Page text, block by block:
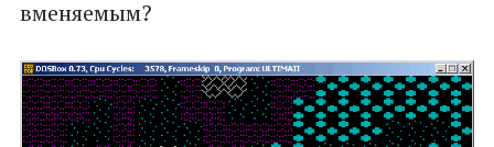
вменяемым?